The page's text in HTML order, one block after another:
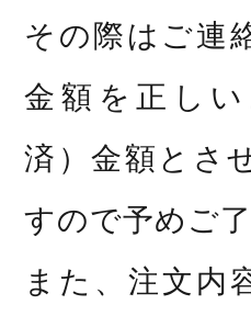
その際はご連
金額を正し
済）金額とさ
すので予めご
また、注文内